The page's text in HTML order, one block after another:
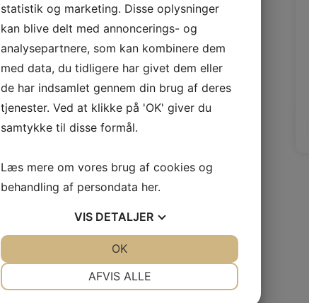
Rio Calypsy
Rio 1,4/1,6mm
Log ind / Ny kunde
statistik og marketing. Disse oplysninger
kan blive delt med annoncerings- og
analysepartnere, som kan kombinere dem
med data, du tidligere har givet dem eller
de har indsamlet gennem din brug af deres
tjenester. Ved at klikke på 'OK' giver du
samtykke til disse formål.
Læs mere om vores brug af cookies og
behandling af persondata her.
VIS DETALJER
AFVIS ALLE
OK